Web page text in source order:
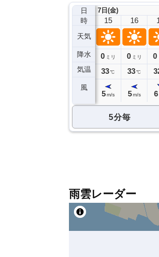
日
時
天気
降水
気温
風
7日(金)
14
0ミリ
33℃
15
0 ミリ
33℃
5 m/s
16
0 ミリ
33℃
5 m/s
0
6
5分毎
雨雲レーダー